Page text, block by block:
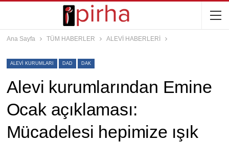
Ana Sayfa TÜM HABERLER ALEVİ HABERLERİ
ALEVI KURUMLARI DAD DAK
Alevi kurumlarından Emine
Ocak açıklaması:
Mücadelesi hepimize ışık